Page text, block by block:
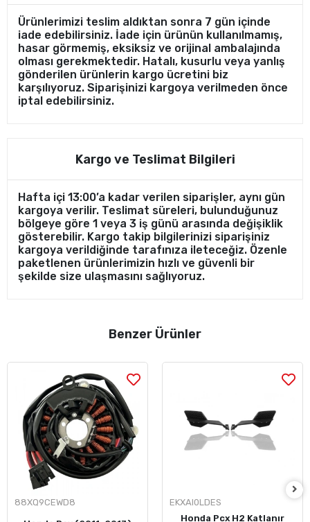
Ürünlerimizi teslim aldıktan sonra 7 gün içinde
iade edebilirsiniz. İade için ürünün kullanılmamış,
hasar görmemiş, eksiksiz ve orijinal ambalajında
olması gerekmektedir. Hatalı, kusurlu veya yanlış
gönderilen ürünlerin kargo ücretini biz
karşılıyoruz. Siparişinizi kargoya verilmeden önce
iptal edebilirsiniz.
Kargo ve Teslimat Bilgileri
Hafta içi 13:00’a kadar verilen siparişler, aynı gün
kargoya verilir. Teslimat süreleri, bulunduğunuz
bölgeye göre 1 veya 3 iş günü arasında değişiklik
gösterebilir. Kargo takip bilgilerinizi siparişiniz
kargoya verildiğinde tarafınıza ileteceğiz. Özenle
paketlenen ürünlerimizin hızlı ve güvenli bir
şekilde size ulaşmasını sağlıyoruz.
Benzer Ürünler
88XQ9CEWD8
EKXAI0LDES
Honda Pcx H2 Katlanır